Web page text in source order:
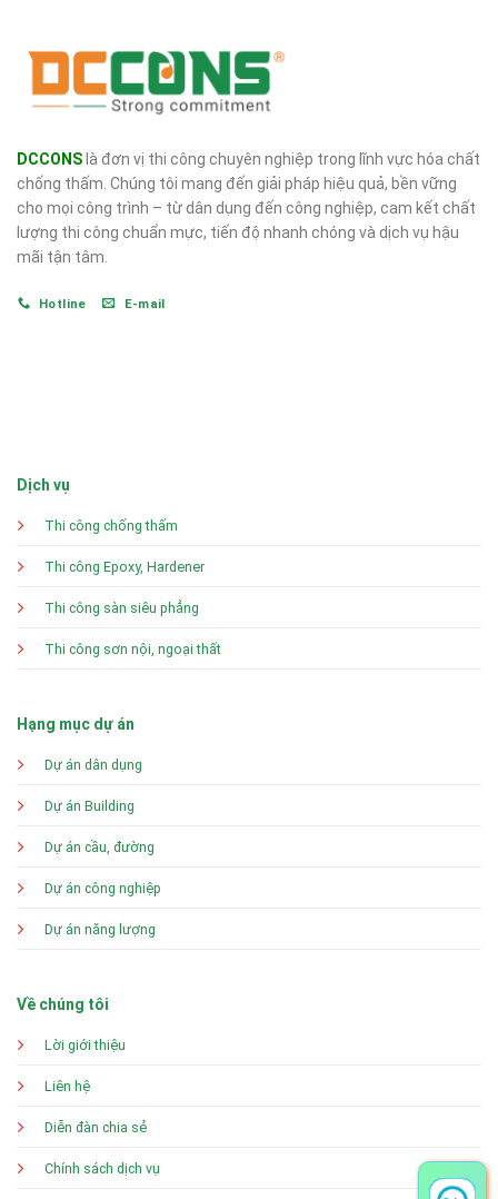
DCCONS là đơn vị thi công chuyên nghiệp trong lĩnh vực hóa chất
chống thấm. Chúng tôi mang đến giải pháp hiệu quả, bền vững
cho mọi công trình – từ dân dụng đến công nghiệp, cam kết chất
lượng thi công chuẩn mực, tiến độ nhanh chóng và dịch vụ hậu
mãi tận tâm.
Hotline E-mail
Dịch vụ
Thi công chống thấm
Thi công Epoxy, Hardener
Thi công sàn siêu phẳng
Thi công sơn nội, ngoại thất
Hạng mục dự án
Dự án dân dụng
Dự án Building
Dự án cầu, đường
Dự án công nghiệp
Dự án năng lượng
Về chúng tôi
Lời giới thiệu
Liên hệ
Diễn đàn chia sẻ
Chính sách dịch vụ